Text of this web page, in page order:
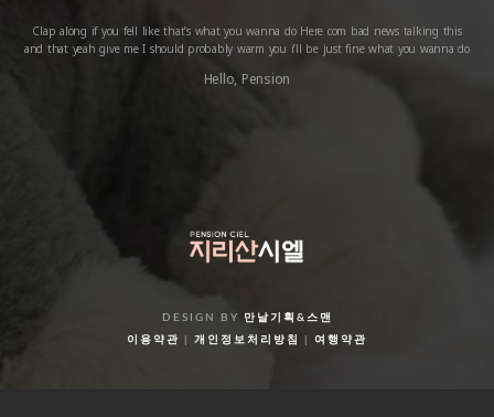
Clap along if you fell like that’s what you wanna do Here com bad news talking this
and that yeah give me I should probably warm you i’ll be just fine what you wanna do
Hello, Pension
DESIGN BY 만날기획 & 스맨
이용약관
개인정보처리방침 여행약관